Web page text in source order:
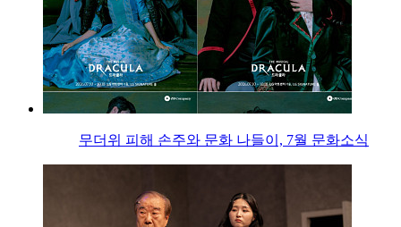
무더위 피해 손주와 문화 나들이, 7월 문화소식